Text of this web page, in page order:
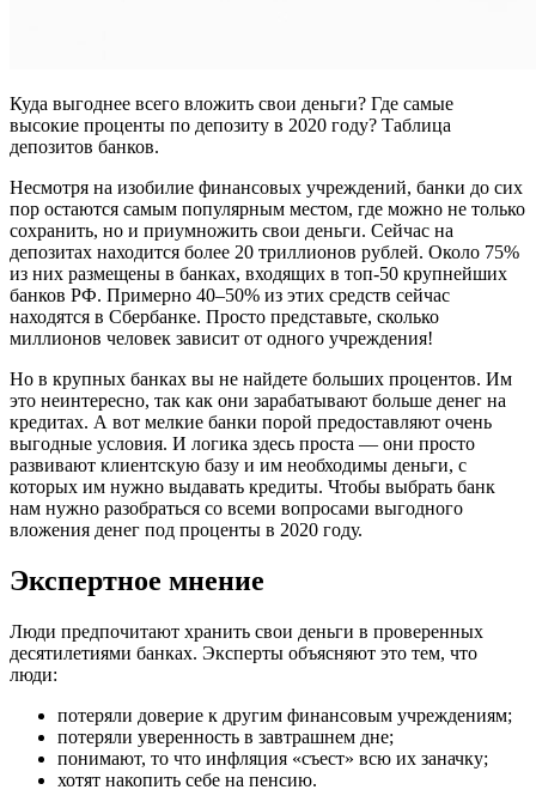
Куда выгоднее всего вложить свои деньги? Где самые
высокие проценты по депозиту в 2020 году? Таблица
депозитов банков.
Несмотря на изобилие финансовых учреждений, банки до сих
пор остаются самым популярным местом, где можно не только
сохранить, но и приумножить свои деньги. Сейчас на
депозитах находится более 20 триллионов рублей. Около 75%
из них размещены в банках, входящих в топ-50 крупнейших
банков РФ. Примерно 40–50% из этих средств сейчас
находятся в Сбербанке. Просто представьте, сколько
миллионов человек зависит от одного учреждения!
Но в крупных банках вы не найдете больших процентов. Им
это неинтересно, так как они зарабатывают больше денег на
кредитах. А вот мелкие банки порой предоставляют очень
выгодные условия. И логика здесь проста — они просто
развивают клиентскую базу и им необходимы деньги, с
которых им нужно выдавать кредиты. Чтобы выбрать банк
нам нужно разобраться со всеми вопросами выгодного
вложения денег под проценты в 2020 году.
Экспертное мнение
Люди предпочитают хранить свои деньги в проверенных
десятилетиями банках. Эксперты объясняют это тем, что
люди:
потеряли доверие к другим финансовым учреждениям;
потеряли уверенность в завтрашнем дне;
понимают, то что инфляция «съест» всю их заначку;
хотят накопить себе на пенсию.